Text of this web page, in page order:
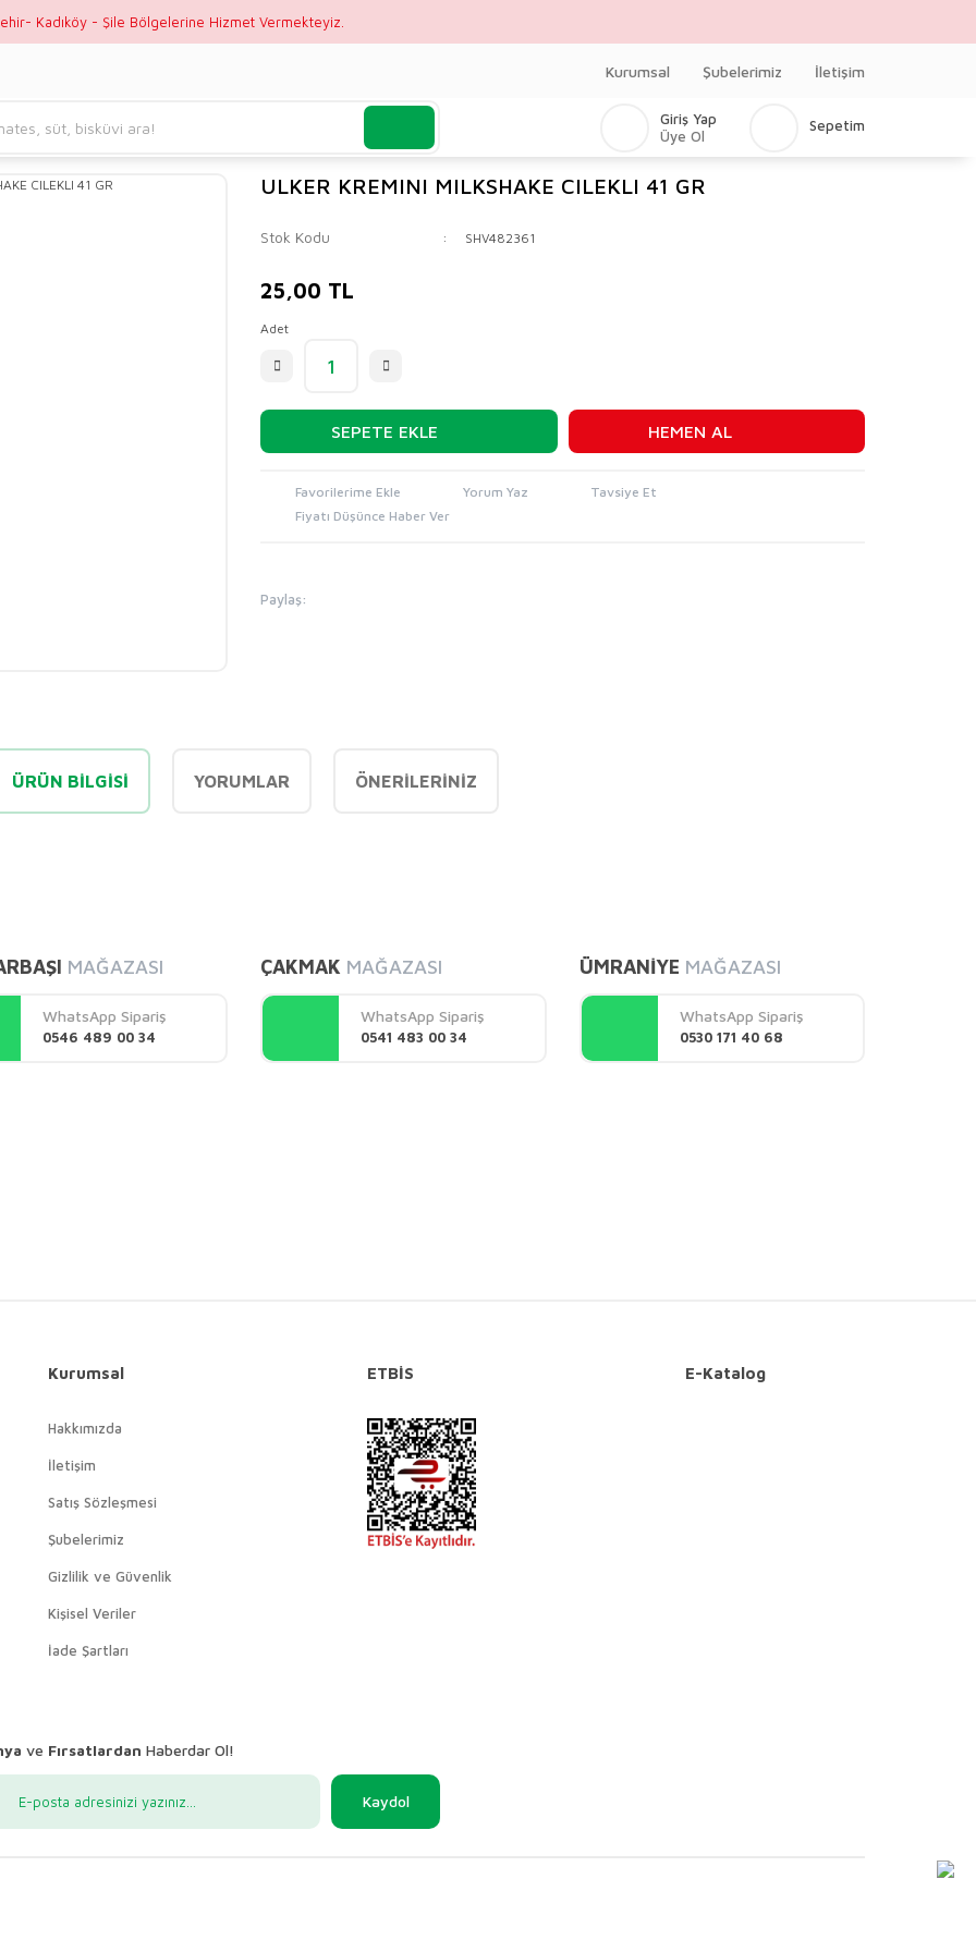
Kadıköy - Şile Bölgelerine Hizmet Vermekteyiz.
Kurumsal Şubelerimiz İletişim
Giriş Yap
Üye Ol
Sepetim
ULKER KREMINI MILKSHAKE CILEKLI 41 GR
Stok Kodu SHV482361
25,00 TL
Adet
SEPETE EKLE HEMEN AL
Yorum Yaz
Tavsiye Et
Fiyatı Düşünce Haber Ver
Paylaş:
ÜRÜN BILGISI YORUMLAR ÖNERILERINIZ
Yorum Yaz
MAĞAZASI
WhatsApp Sipariş
0546 489 00 34
ÇAKMAK MAĞAZASI
WhatsApp Sipariş
0541 483 00 34
ÜMRANİYE MAĞAZASI
WhatsApp Sipariş
0530 171 40 68
Kurumsal
Hakkımızda
İletişim
Satış Sözleşmesi
Şubelerimiz
Gizlilik ve Güvenlik
Kişisel Veriler
İade Şartları
ETBİS E-Katalog
ve Fırsatlardan Haberdar Ol!
Kaydol